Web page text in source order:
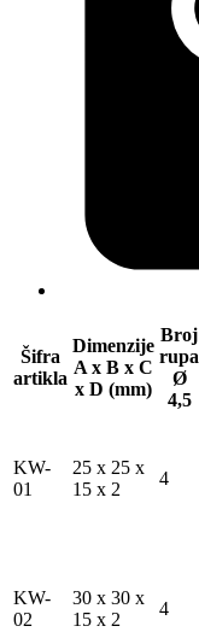
Šifra
artikla
Dimenzije
A x B x C
x D (mm)
Broj
rupa
Ø
4,5
KW-
01
25 x 25 x
15 x 2
4
KW-
02
30 x 30 x
15 x 2
4